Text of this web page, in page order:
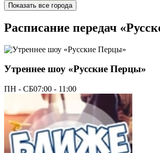
Показать все города
Расписание передач
Утреннее шоу «Русские Перцы»
ПН - СБ07:00 - 11:00